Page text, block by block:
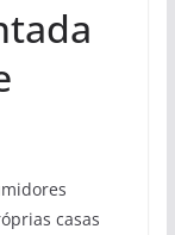
casas